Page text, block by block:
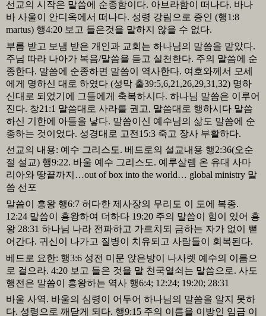
선교의 시작은 말씀에 순종함이다. 아브라함이 떠나다. 바나
바 사울이 안디옥에서 떠나다. 성령 강림으로 증인 (행1:8
martus) 행4:20 보고 들은것을 말하지 않을 수 없다.
부름 받고 보냄 받은 개인과 교회는 하나님의 말씀을 맡았다.
주님 따라 나아가 복음/말씀을 듣고 실천한다. 주의 말씀에 순
종한다. 말씀에 순종하면 말씀이 역사한다. 여호와께서 모세
에게 명하신 대로 하였다 (성막 출39:5,6,21,26,29,31,32) 명하
신대로 되었기에 그들에게 축복하시다. 하나님 말씀은 이루어
진다. 창21:1 말씀대로 사라를 권고, 말씀대로 행하시다 말씀
하신 기한에 아들을 낳다. 말씀이신 예수님의 삶도 말씀에 순
종하는 것이었다. 성경대로 고전 15:3 죽고 장사 부활하다.
선교의 내용: 예수 그리스도. 베드로의 설교내용 행2:36(오순
절 설교) 행9:22. 바울 예수 그리스도. 예루살렘 온 유대 사마
리아와 땅끝까지…out of box into the world… global ministry 말
씀 선포
말씀이 흥왕 행6:7 허다한 제사장의 무리도 이 도에 복종.
12:24 말씀이 흥왕하여 더하다 19:20 주의 말씀이 힘이 있어 흥
왕 28:31 하나님 나라 전파하고 가르치되 금하는 자가 없이 뻗
어간다. 귀신이 나가고 질병이 치유되고 사람들이 회복된다.
베드로 요한: 행3:6 성전 미문 앉은방이 나사렛 예수의 이름으
로 걸으라. 4:20 보고 들은 것을 말 천국열쇠는 말씀으로. 사도
행전은 말씀이 흥왕하는 역사 행6:4; 12:24; 19:20; 28:31
바울 사역. 바울의 심령이 어두어 하나님의 말씀을 알지 못하
다. 성령으로 깨닫게 되다. 행9:15 주의 이름을 이방인 임금 이